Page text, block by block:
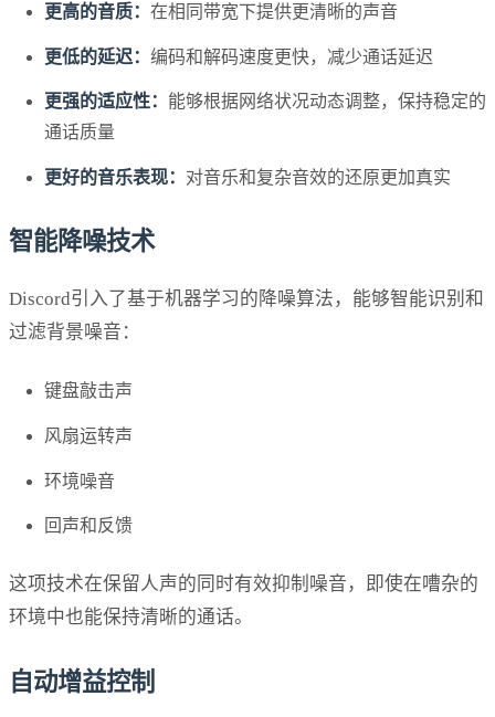
更高的音质： 在相同带宽下提供更清晰的声音
更低的延迟： 编码和解码速度更快，减少通话延迟
更强的适应性： 能够根据网络状况动态调整，保持稳定的
通话质量
更好的音乐表现： 对音乐和复杂音效的还原更加真实
智能降噪技术
Discord引入了基于机器学习的降噪算法，能够智能识别和
过滤背景噪音：
键盘敲击声
风扇运转声
环境噪音
回声和反馈
这项技术在保留人声的同时有效抑制噪音，即使在嘈杂的
环境中也能保持清晰的通话。
自动增益控制